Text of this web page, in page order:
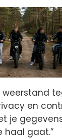
weerstand
en
je
haal gaat.”